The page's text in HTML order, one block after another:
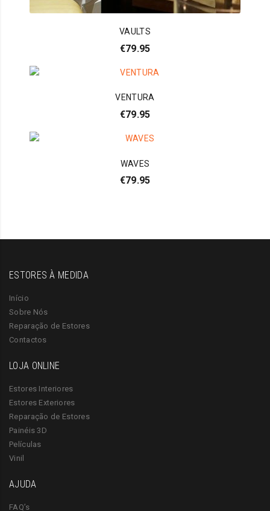
VAULTS
€79.95
VENTURA
€79.95
WAVES
€79.95
ESTORES À MEDIDA
Início
Sobre Nós
Reparação de Estores
Contactos
LOJA ONLINE
Estores Interiores
Estores Exteriores
Reparação de Estores
Painéis 3D
Películas
Vinil
AJUDA
FAQ’s